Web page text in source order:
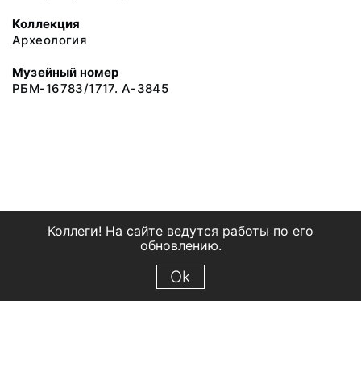
Коллекция
Археология
Музейный номер
РБМ-16783/1717. А-3845
Коллеги! На сайте ведутся работы по его
обновлению.
Ok